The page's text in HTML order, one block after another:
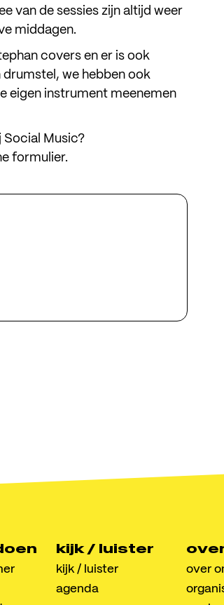
luister
van de sessies zijn altijd weer
middagen.
covers en er is ook
drumstel, we hebben ook
eigen instrument meenemen
Social Music?
formulier.
kijk / luister
kijk / luister
agenda
over